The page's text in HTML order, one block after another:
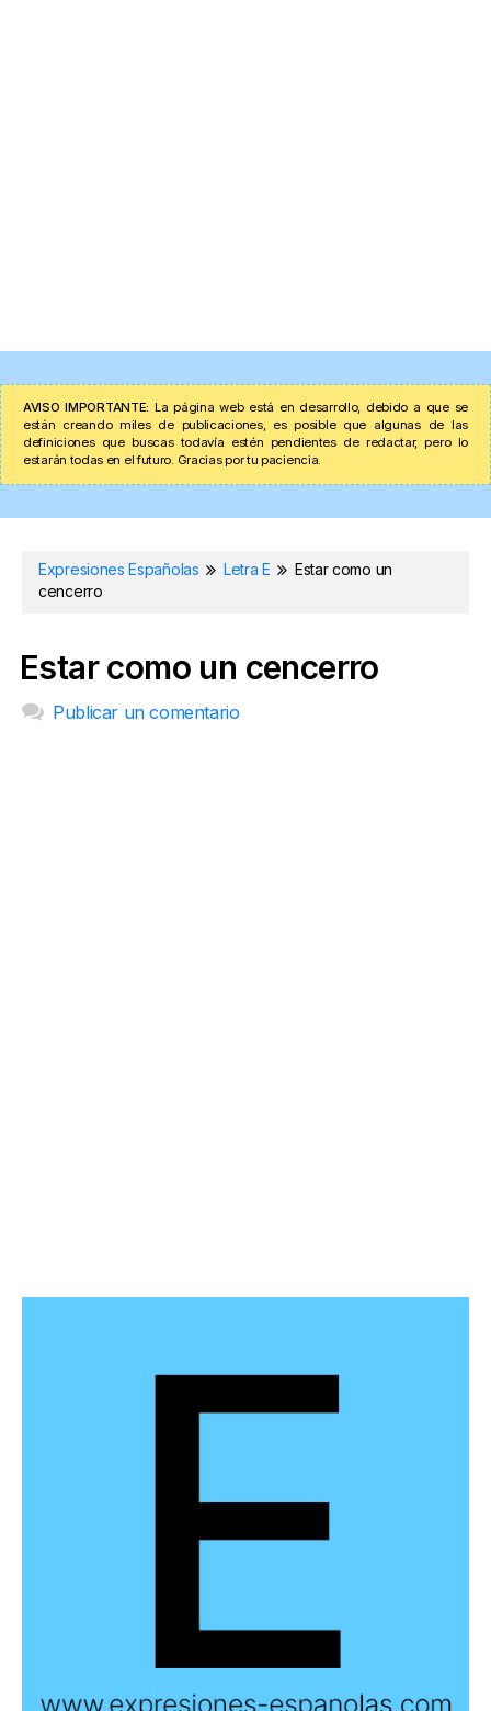
AVISO IMPORTANTE: La página web está en desarrollo, debido a que se
están creando miles de publicaciones, es posible que algunas de las
definiciones que buscas todavía estén pendientes de redactar, pero lo
estarán todas en el futuro. Gracias por tu paciencia.
Expresiones Españolas Letra E
Estar como un
cencerro
Estar como un cencerro
Publicar un comentario